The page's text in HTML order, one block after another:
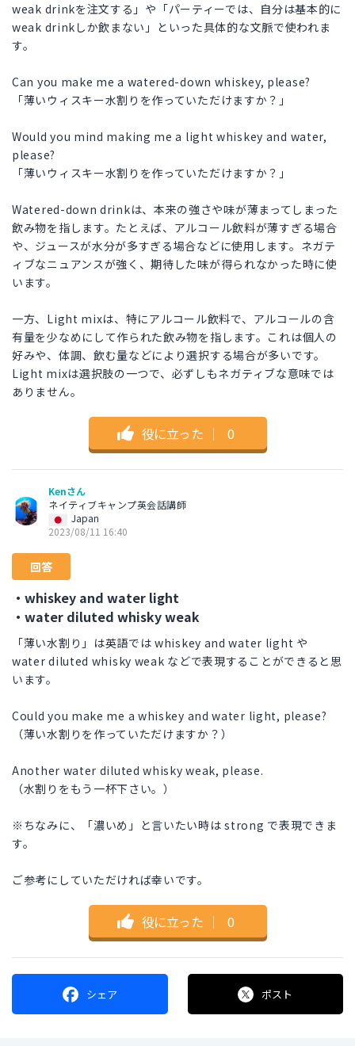
weak drinkを注文する」や「パーティーでは、自分は基本的に
weak drinkしか飲まない」といった具体的な文脈で使われま
す。
Can you make me a watered-down whiskey, please?
「薄いウィスキー水割りを作っていただけますか？」
Would you mind making me a light whiskey and water,
please?
「薄いウィスキー水割りを作っていただけますか？」
Watered-down drinkは、本来の強さや味が薄まってしまった
飲み物を指します。たとえば、アルコール飲料が薄すぎる場合
や、ジュースが水分が多すぎる場合などに使用します。ネガテ
ィブなニュアンスが強く、期待した味が得られなかった時に使
います。
一方、Light mixは、特にアルコール飲料で、アルコールの含
有量を少なめにして作られた飲み物を指します。これは個人の
好みや、体調、飲む量などにより選択する場合が多いです。
Light mixは選択肢の一つで、必ずしもネガティブな意味では
ありません。
役に立った ｜ 0
Kenさん
ネイティブキャンプ英会話講師
Japan
2023/08/11 16:40
回答
・whiskey and water light
・water diluted whisky weak
「薄い水割り」は英語では whiskey and water light や
water diluted whisky weak などで表現することができると思
います。
Could you make me a whiskey and water light, please?
（薄い水割りを作っていただけますか？）
Another water diluted whisky weak, please.
（水割りをもう一杯下さい。）
※ちなみに、「濃いめ」と言いたい時は strong で表現できま
す。
ご参考にしていただければ幸いです。
役に立った ｜ 0
シェア ポスト